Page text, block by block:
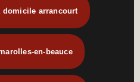
domicile arrancourt
en-beauce